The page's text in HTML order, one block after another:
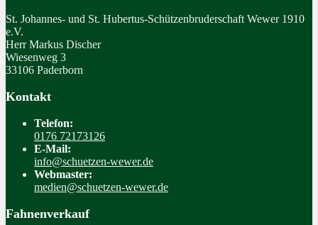
St. Johannes- und St. Hubertus-Schützenbruderschaft Wewer 1910
e.V.
Herr Markus Discher
Wiesenweg 3
33106 Paderborn
Kontakt
Telefon:
0176 72173126
E-Mail:
info@schuetzen-wewer.de
Webmaster:
medien@schuetzen-wewer.de
Fahnenverkauf